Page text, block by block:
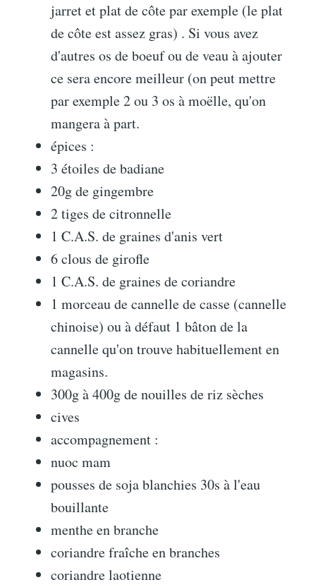
jarret et plat de côte par exemple (le plat
de côte est assez gras) . Si vous avez
d'autres os de boeuf ou de veau à ajouter
ce sera encore meilleur (on peut mettre
par exemple 2 ou 3 os à moëlle, qu'on
mangera à part.
épices :
3 étoiles de badiane
20g de gingembre
2 tiges de citronnelle
1 C.A.S. de graines d'anis vert
6 clous de girofle
1 C.A.S. de graines de coriandre
1 morceau de cannelle de casse (cannelle
chinoise) ou à défaut 1 bâton de la
cannelle qu'on trouve habituellement en
magasins.
300g à 400g de nouilles de riz sèches
cives
accompagnement :
nuoc mam
pousses de soja blanchies 30s à l'eau
bouillante
menthe en branche
coriandre fraîche en branches
coriandre laotienne